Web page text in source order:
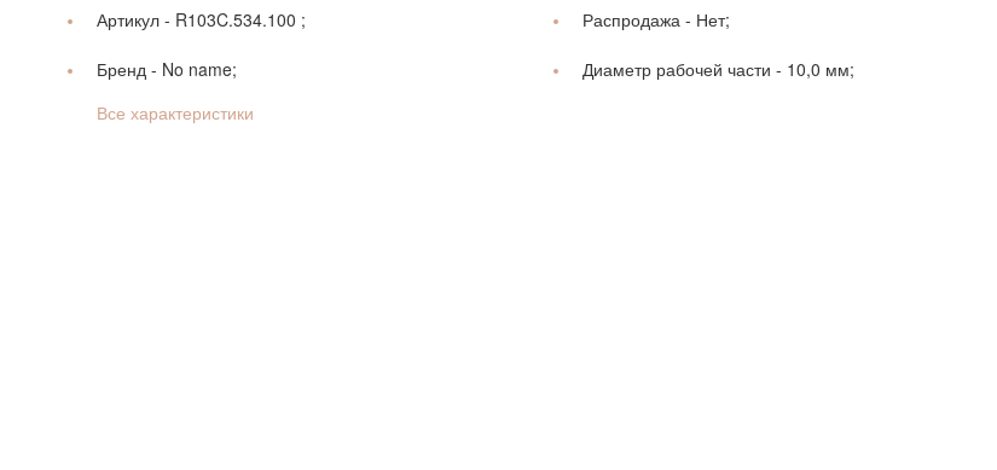
Артикул - R103C.534.100 ; Распродажа - Нет;
Бренд - No name; Диаметр рабочей части - 10,0 мм;
Все характеристики